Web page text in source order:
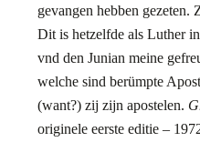
gevangen hebben
Dit is hetzelfde als Luther
vnd den Junian meine
welche sind berümpte
(want?) zij zijn apostelen.
originele eerste editie –